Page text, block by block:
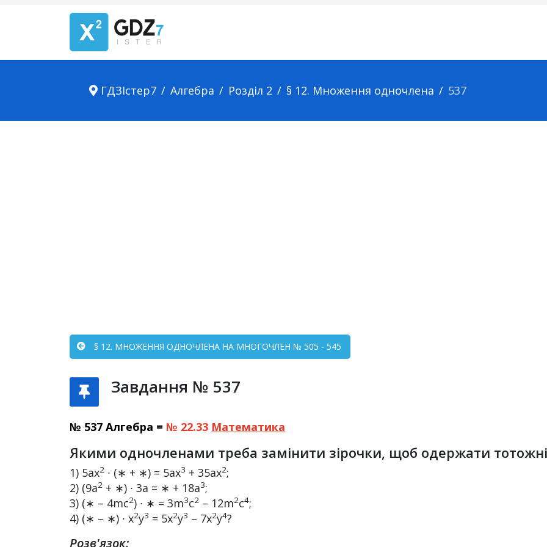
ГДЗІстер7 Алгебра Розділ 2 § 12. Множення одночлена 537
§ 12. МНОЖЕННЯ ОДНОЧЛЕНА НА МНОГОЧЛЕН № 505 - 545
Завдання № 537
№ 537 Алгебра = № 22.33 Математика
Якими одночленами треба замінити зірочки, щоб одержати
1) 5ax2 ∙ (∗ + ∗) = 5ax3 + 35ах2;
2) (9а2 + ∗) ∙ 3а = ∗ + 18а3;
3) (∗ – 4mc2) ∙ ∗ = 3m3c2 – 12m2c4;
4) (∗ – ∗) ∙ х2y3 = 5х2y3 – 7х2y4?
Розв'язок: